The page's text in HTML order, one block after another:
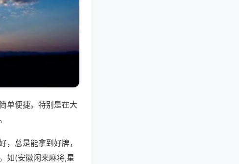
单便捷。特别是在大
总是能拿到好牌，
如(安徽闲来麻将,星